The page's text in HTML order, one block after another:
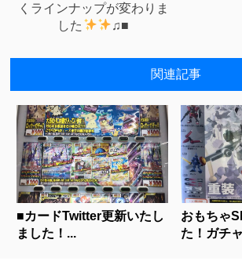
くラインナップが変わりま
した
♫■
関連記事
■カードTwitter更新いたし
ました！...
おもちゃ
た！ガチ